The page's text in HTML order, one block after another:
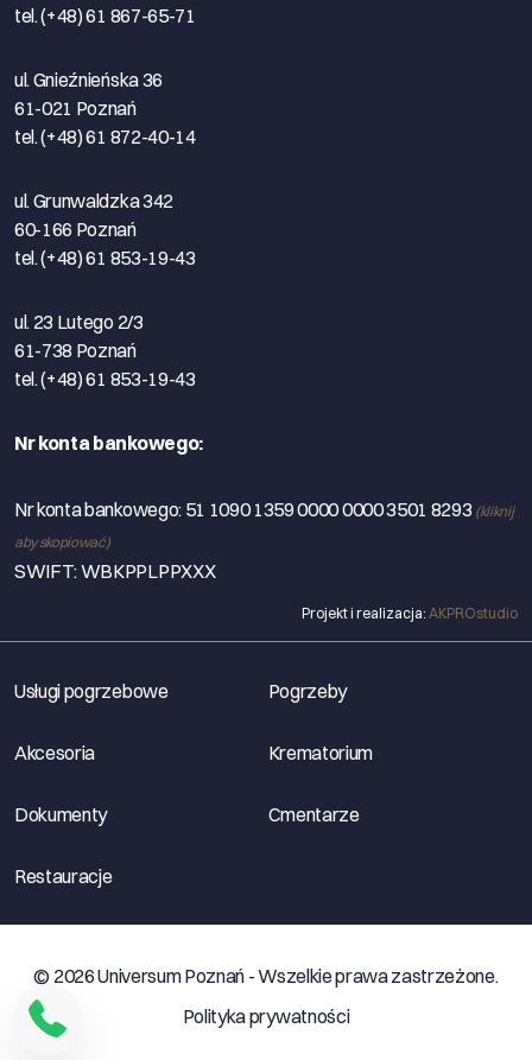
tel. (+48) 61 867-65-71
ul. Gnieźnieńska 36
61-021 Poznań
tel. (+48) 61 872-40-14
ul. Grunwaldzka 342
60-166 Poznań
tel. (+48) 61 853-19-43
ul. 23 Lutego 2/3
61-738 Poznań
tel. (+48) 61 853-19-43
Nr konta bankowego:
Nr konta bankowego: 51 1090 1359 0000 0000 3501 8293 (kliknij
aby skopiować)
SWIFT: WBKPPLPPXXX
Projekt i realizacja: AKPROstudio
Usługi pogrzebowe Pogrzeby
Akcesoria Krematorium
Dokumenty Cmentarze
Restauracje
© 2026 Universum Poznań - Wszelkie prawa zastrzeżone.
Polityka prywatności